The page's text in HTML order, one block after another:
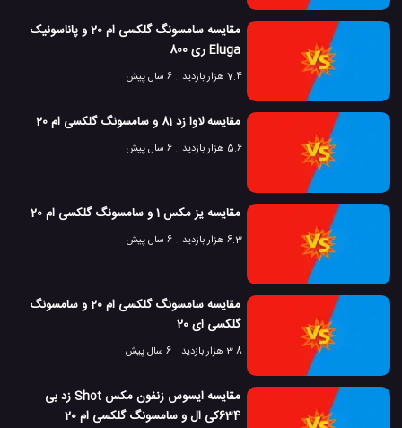
مقایسه سامسونگ گلکسی ام 20 و پاناسونیک
Eluga ری 800
7.4 هزار بازدید 6 سال پیش
مقایسه لاوا زد 81 و سامسونگ گلکسی ام 20
5.6 هزار بازدید 6 سال پیش
مقایسه یز مکس 1 و سامسونگ گلکسی ام 20
6.3 هزار بازدید 6 سال پیش
مقایسه سامسونگ گلکسی ام 20 و سامسونگ
گلکسی ای 20
3.8 هزار بازدید 6 سال پیش
مقایسه ایسوس زنفون مکس Shot زد بی
634کی ال و سامسونگ گلکسی ام 20